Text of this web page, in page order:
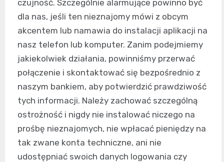
czujność. Szczególnie alarmujące powinno być
dla nas, jeśli ten nieznajomy mówi z obcym
akcentem lub namawia do instalacji aplikacji na
nasz telefon lub komputer. Zanim podejmiemy
jakiekolwiek działania, powinniśmy przerwać
połączenie i skontaktować się bezpośrednio z
naszym bankiem, aby potwierdzić prawdziwość
tych informacji. Należy zachować szczególną
ostrożność i nigdy nie instalować niczego na
prośbę nieznajomych, nie wpłacać pieniędzy na
tak zwane konta techniczne, ani nie
udostępniać swoich danych logowania czy